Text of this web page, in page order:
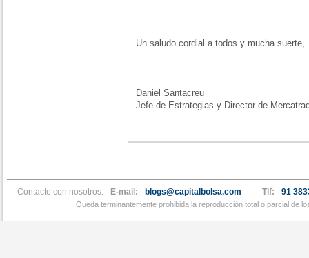
Un saludo cordial a todos y mucha suerte,
Daniel Santacreu
Jefe de Estrategias y Director de
Contacte con nosotros: E-mail: blogs@capitalbolsa.com Tlf: 91
Queda terminantemente prohibida la reproducción total o parcial de